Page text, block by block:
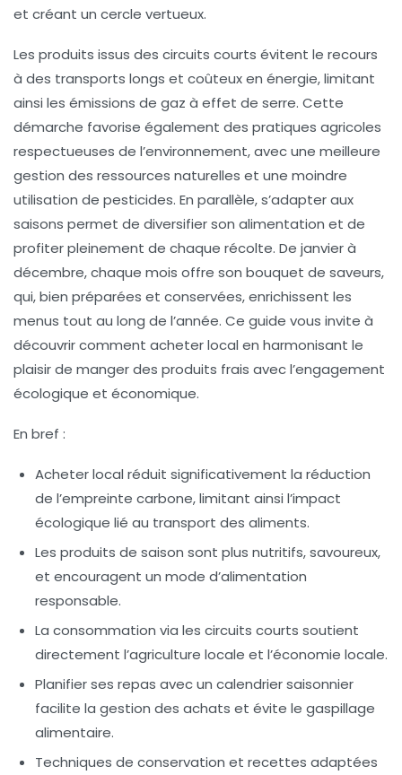
et créant un cercle vertueux.
Les produits issus des circuits courts évitent le recours
à des transports longs et coûteux en énergie, limitant
ainsi les émissions de gaz à effet de serre. Cette
démarche favorise également des pratiques agricoles
respectueuses de l’environnement, avec une meilleure
gestion des ressources naturelles et une moindre
utilisation de pesticides. En parallèle, s’adapter aux
saisons permet de diversifier son alimentation et de
profiter pleinement de chaque récolte. De janvier à
décembre, chaque mois offre son bouquet de saveurs,
qui, bien préparées et conservées, enrichissent les
menus tout au long de l’année. Ce guide vous invite à
découvrir comment acheter local en harmonisant le
plaisir de manger des produits frais avec l’engagement
écologique et économique.
En bref :
Acheter local réduit significativement la réduction
de l’empreinte carbone, limitant ainsi l’impact
écologique lié au transport des aliments.
Les produits de saison sont plus nutritifs, savoureux,
et encouragent un mode d’alimentation
responsable.
La consommation via les circuits courts soutient
directement l’agriculture locale et l’économie locale.
Planifier ses repas avec un calendrier saisonnier
facilite la gestion des achats et évite le gaspillage
alimentaire.
Techniques de conservation et recettes adaptées